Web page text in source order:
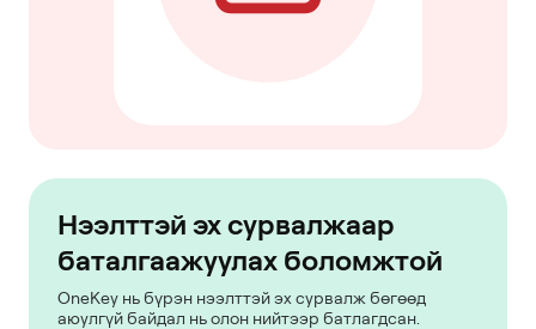
Нээлттэй эх сурвалжаар
баталгаажуулах боломжтой
OneKey нь бүрэн нээлттэй эх сурвалж бөгөөд
аюулгүй байдал нь олон нийтээр батлагдсан.